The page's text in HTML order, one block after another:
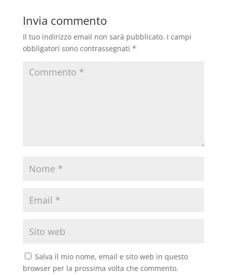
Invia commento
Il tuo indirizzo email non sarà pubblicato. I campi
obbligatori sono contrassegnati *
Salva il mio nome, email e sito web in questo
browser per la prossima volta che commento.